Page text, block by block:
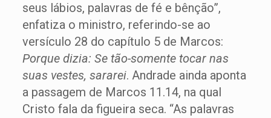
seus lábios, palavras de fé e bênção”,
enfatiza o ministro, referindo-se ao
versículo 28 do capítulo 5 de Marcos:
Porque dizia: Se tão-somente tocar nas
suas vestes, sararei. Andrade ainda aponta
a passagem de Marcos 11.14, na qual
Cristo fala da figueira seca. “As palavras